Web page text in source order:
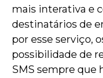
mais interativa e
destinatários de
por esse serviço,
possibilidade de
SMS sempre que